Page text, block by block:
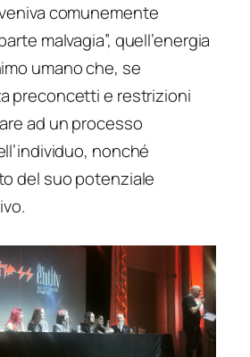
comunemente
malvagia”, quell’energia
umano che, se
preconcetti e restrizioni
ad un processo
nonché
del suo potenziale